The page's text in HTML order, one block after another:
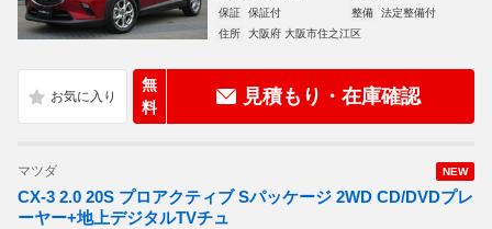
保証
保証付 整備
法定整備付
住所
大阪府 大阪市住之江区
無
料
見積もり・在庫確認
NEW
マツダ
CX-3 2.0 20S プロアクティブ Sパッケージ 2WD CD/DVDプレ
ーヤー+地上デジタルTVチュ